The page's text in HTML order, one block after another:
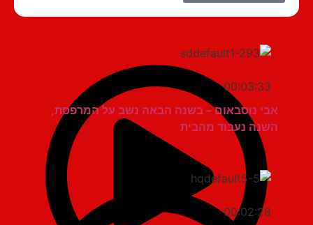
00:03:33
אבי נוסבאום – בשנה הבאה נשב על המרפסת,
השנה נעבוד מהבית
00:02:28